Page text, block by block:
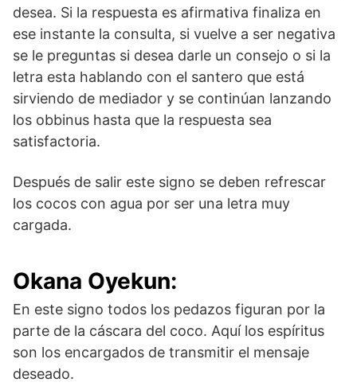
desea. Si la respuesta es afirmativa finaliza en
ese instante la consulta, si vuelve a ser negativa
se le preguntas si desea darle un consejo o si la
letra esta hablando con el santero que está
sirviendo de mediador y se continúan lanzando
los obbinus hasta que la respuesta sea
satisfactoria.
Después de salir este signo se deben refrescar
los cocos con agua por ser una letra muy
cargada.
Okana Oyekun:
En este signo todos los pedazos figuran por la
parte de la cáscara del coco. Aquí los espíritus
son los encargados de transmitir el mensaje
deseado.